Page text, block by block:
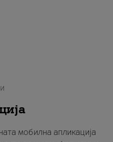
мобилна апликација